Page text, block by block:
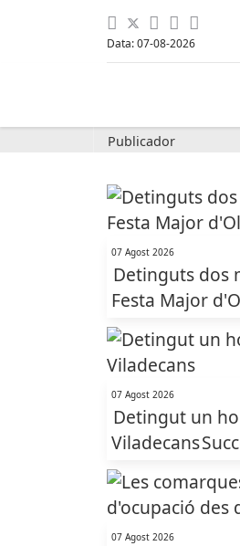
Data: 07-08-2026
Publicador
07 Agost 2026
Detinguts dos
Festa Major
07 Agost 2026
Detingut un
Viladecans
07 Agost 2026